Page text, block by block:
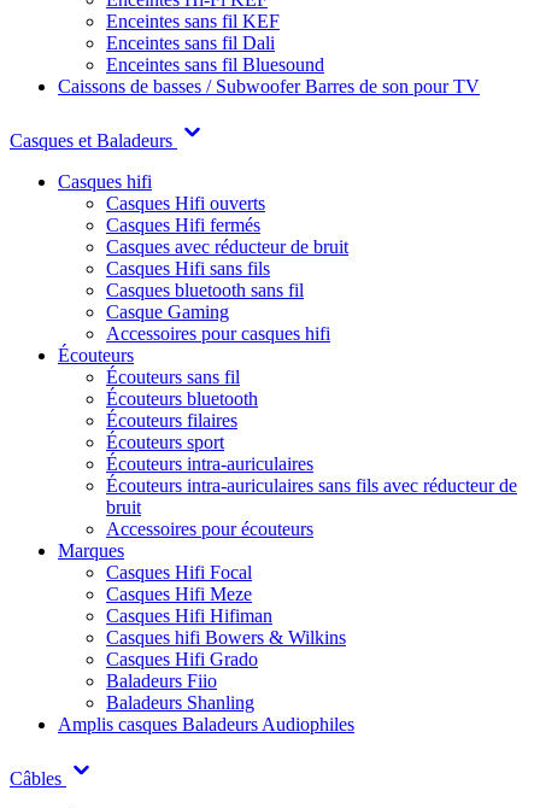
Enceintes sans fil KEF
Enceintes sans fil Dali
Enceintes sans fil Bluesound
Caissons de basses / SubwooferBarres de son pour TV
Casques et Baladeurs
Casques hifi
Casques Hifi ouverts
Casques Hifi fermés
Casques avec réducteur de bruit
Casques Hifi sans fils
Casques bluetooth sans fil
Casque Gaming
Accessoires pour casques hifi
Écouteurs
Écouteurs sans fil
Écouteurs bluetooth
Écouteurs filaires
Écouteurs sport
Écouteurs intra-auriculaires
Écouteurs intra-auriculaires sans fils avec réducteur de
bruit
Accessoires pour écouteurs
Marques
Casques Hifi Focal
Casques Hifi Meze
Casques Hifi Hifiman
Casques hifi Bowers & Wilkins
Casques Hifi Grado
Baladeurs Fiio
Baladeurs Shanling
Amplis casques Baladeurs Audiophiles
Câbles